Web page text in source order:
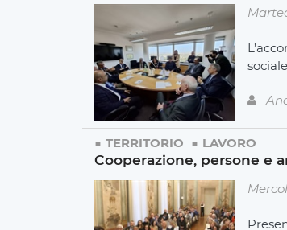
TERRITORIO LAVORO
Cooperazione, persone e